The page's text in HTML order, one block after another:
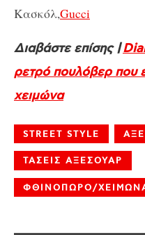
Κασκόλ,Gucci
Διαβάστε επίσης |
ρετρό πουλόβερ που
χειμώνα
STREET STYLE
ΤΑΣΕΙΣ ΑΞΕΣΟΥΑΡ
ΦΘΙΝΟΠΩΡΟ/